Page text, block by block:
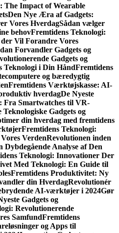
Impact of Wearable
Den Nye Æra af Gadgets:
Vores HverdagSådan vælger
behovFremtidens Teknologi:
Vil Forandre Vores
Forvandler Gadgets og
Gadgets og
Teknologi i Din HåndFremtidens
og bæredygtig
Fremtidens Værktøjskasse: AI-
hverdagDe Nyeste
Fra Smartwatches til VR-
Gadgets og
din hverdag med fremtidens
Fremtidens Teknologi:
VerdenRevolutionen inden
Dybdegående Analyse af Den
Teknologi: Innovationer Der
Med Teknologi: En Guide til
Fremtidens Produktivitet: Ny
din HverdagRevolutionér
AI-værktøjer i 2024Gør
Gadgets og
Revolutionerende
SamfundFremtidens
og Apps til